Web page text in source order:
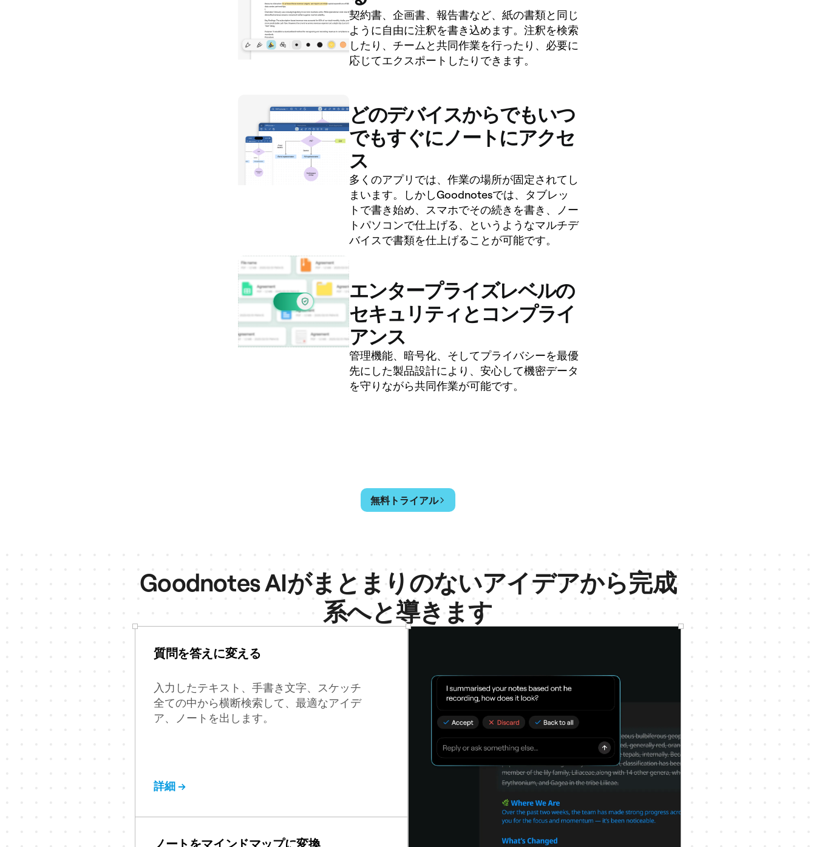
契約書、企画書、報告書など、紙の書類と同じ
ように自由に注釈を書き込めます。注釈を検索
したり、チームと共同作業を行ったり、必要に
応じてエクスポートしたりできます。
どのデバイスからでもいつ
でもすぐにノートにアクセ
ス
多くのアプリでは、作業の場所が固定されてし
まいます。しかしGoodnotesでは、タブレッ
トで書き始め、スマホでその続きを書き、ノー
トパソコンで仕上げる、というようなマルチデ
バイスで書類を仕上げることが可能です。
エンタープライズレベルの
セキュリティとコンプライ
アンス
管理機能、暗号化、そしてプライバシーを最優
先にした製品設計により、安心して機密データ
を守りながら共同作業が可能です。
無料トライアル
Goodnotes AIがまとまりのないアイデアから完成
系へと導きます
質問を答えに変える
入力したテキスト、手書き文字、スケッチ
全ての中から横断検索して、最適なアイデ
ア、ノートを出します。
詳細 →
ノートをマインドマップに変換